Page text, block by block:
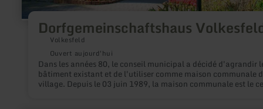
Dorfgemeinschaftshaus
Volkesfeld
Ouvert aujourd'hui
Dans les années 80, le conseil municipal a décidé d'agrandir
bâtiment existant et de l'utiliser comme maison communale
village. Depuis le 03 juin 1989, la maison communale est le